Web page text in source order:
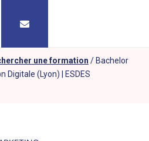
une formation / Bachelor
Digitale (Lyon) | ESDES